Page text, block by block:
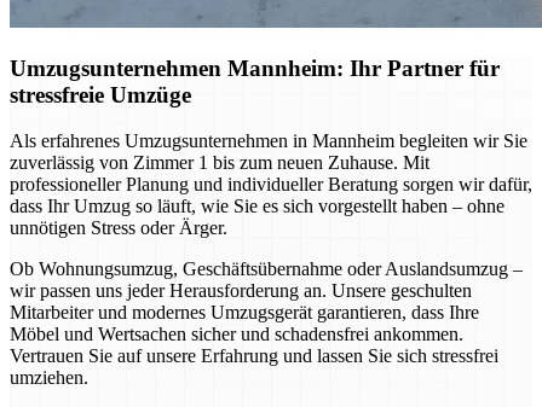
Umzugsunternehmen Mannheim: Ihr Partner für
stressfreie Umzüge
Als erfahrenes Umzugsunternehmen in Mannheim begleiten wir Sie
zuverlässig von Zimmer 1 bis zum neuen Zuhause. Mit
professioneller Planung und individueller Beratung sorgen wir dafür,
dass Ihr Umzug so läuft, wie Sie es sich vorgestellt haben – ohne
unnötigen Stress oder Ärger.
Ob Wohnungsumzug, Geschäftsübernahme oder Auslandsumzug –
wir passen uns jeder Herausforderung an. Unsere geschulten
Mitarbeiter und modernes Umzugsgerät garantieren, dass Ihre
Möbel und Wertsachen sicher und schadensfrei ankommen.
Vertrauen Sie auf unsere Erfahrung und lassen Sie sich stressfrei
umziehen.